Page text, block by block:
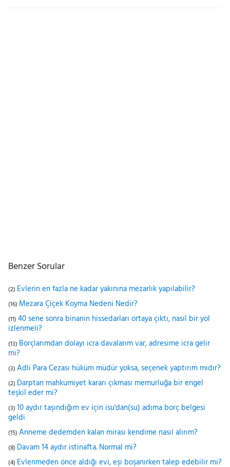
Benzer Sorular
(2) Evlerin en fazla ne kadar yakınına mezarlık yapılabilir?
(16) Mezara Çiçek Koyma Nedeni Nedir?
(11) 40 sene sonra binanın hissedarları ortaya çıktı, nasıl bir yol
izlenmeli?
(13) Borçlarımdan dolayı icra davalarım var, adresime icra gelir
mi?
(3) Adli Para Cezası hüküm müdür yoksa, seçenek yaptırım mıdır?
(2) Darptan mahkumiyet kararı çıkması memurluğa bir engel
teşkil eder mi?
(3) 10 aydır taşındığım ev için isu'dan(su) adıma borç belgesi
geldi
(15) Anneme dedemden kalan mirası kendime nasıl alırım?
(8) Davam 14 aydır istinafta. Normal mi?
(4) Evlenmeden önce aldığı evi, eşi boşanırken talep edebilir mi?